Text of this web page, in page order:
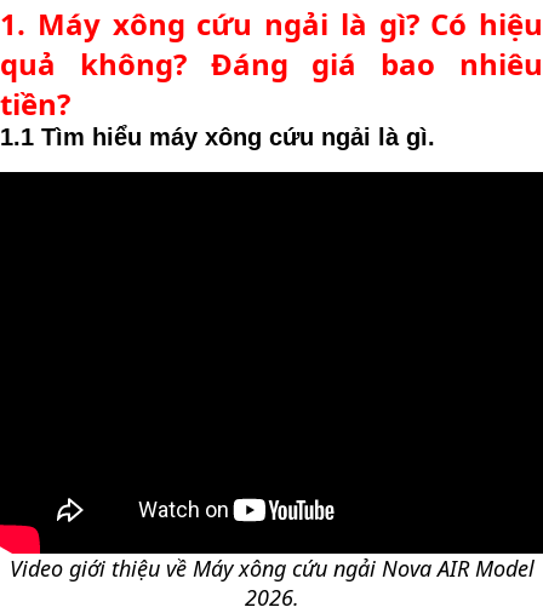
1. Máy xông cứu ngải là gì? Có hiệu
quả không? Đáng giá bao nhiêu
tiền?
1.1 Tìm hiểu máy xông cứu ngải là gì.
Video giới thiệu về Máy xông cứu ngải Nova AIR Model
2026.